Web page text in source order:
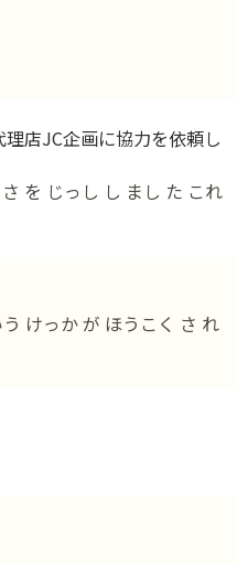
店JC企画に協力を依頼し
を じっし し まし た これ
けっか が ほうこく さ れ